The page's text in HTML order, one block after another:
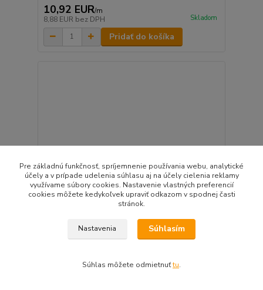
10,92 EUR/m
8,88 EUR bez DPH Skladom
Pridať do košíka
18,23 EUR/m
Pre základnú funkčnosť, spríjemnenie používania webu, analytické
účely a v prípade udelenia súhlasu aj na účely cielenia reklamy
využívame súbory cookies. Nastavenie vlastných preferencií
cookies môžete kedykoľvek upraviť odkazom v spodnej časti
stránok.
Nastavenia Súhlasím
Súhlas môžete odmietnuťtu.